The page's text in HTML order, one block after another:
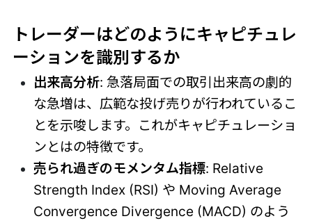
トレーダーはどのようにキャピチュレ
ーションを識別するか
出来高分析: 急落局面での取引出来高の劇的
な急増は、広範な投げ売りが行われているこ
とを示唆します。これがキャピチュレーショ
ンとはの特徴です。
売られ過ぎのモメンタム指標: Relative
Strength Index (RSI) や Moving Average
Convergence Divergence (MACD) のよう